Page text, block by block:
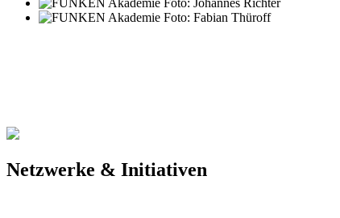
Netzwerke & Initiativen